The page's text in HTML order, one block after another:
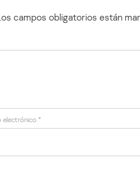
campos obligatorios están
electrónico *